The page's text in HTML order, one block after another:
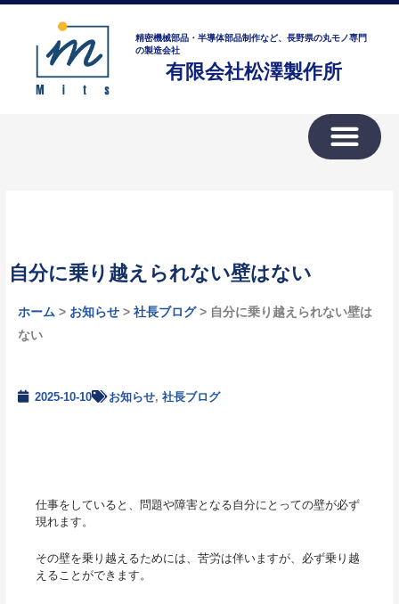
精密機械部品・半導体部品制作など、長野県の丸モノ専門
の製造会社
有限会社松澤製作所
自分に乗り越えられない壁はない
ホーム > お知らせ > 社長ブログ> 自分に乗り越えられない壁は
ない
2025-10-10 お知らせ, 社長ブログ
仕事をしていると、問題や障害となる自分にとっての壁が必ず
現れます。
その壁を乗り越えるためには、苦労は伴いますが、必ず乗り越
えることができます。